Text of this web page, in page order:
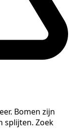
Bomen zijn
splijten. Zoek